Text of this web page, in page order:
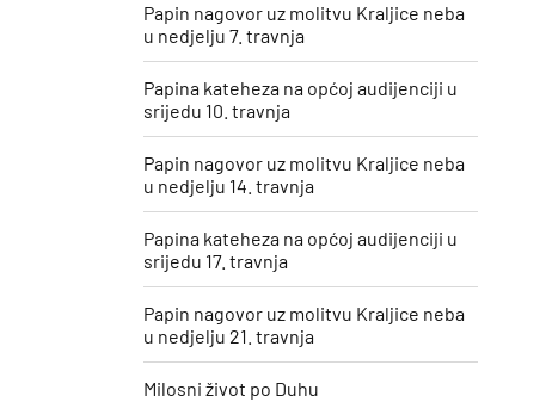
Papin nagovor uz molitvu Kraljice neba
u nedjelju 7. travnja
Papina kateheza na općoj audijenciji u
srijedu 10. travnja
Papin nagovor uz molitvu Kraljice neba
u nedjelju 14. travnja
Papina kateheza na općoj audijenciji u
srijedu 17. travnja
Papin nagovor uz molitvu Kraljice neba
u nedjelju 21. travnja
Milosni život po Duhu